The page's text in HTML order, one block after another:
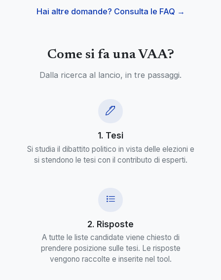
Hai altre domande? Consulta le FAQ →
Come si fa una VAA?
Dalla ricerca al lancio, in tre passaggi.
1. Tesi
Si studia il dibattito politico in vista delle elezioni e
si stendono le tesi con il contributo di esperti.
2. Risposte
A tutte le liste candidate viene chiesto di
prendere posizione sulle tesi. Le risposte
vengono raccolte e inserite nel tool.